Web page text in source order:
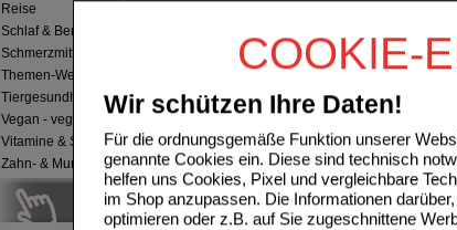
COOKIE-
Wir schützen Ihre Daten!
Für die ordnungsgemäße Funktion unserer
genannte Cookies ein. Diese sind technisch
helfen uns Cookies, Pixel und vergleichbare
im Shop anzupassen. Die Informationen
optimieren oder z.B. auf Sie zugeschnittene
Reise
Schlaf & Beruhigung
Schmerzmittel
Themen-Welten
Tiergesundheit & Tierbedarf
Vegan - vegetarisch
Vitamine & Sport
Zahn- & Mundpflege